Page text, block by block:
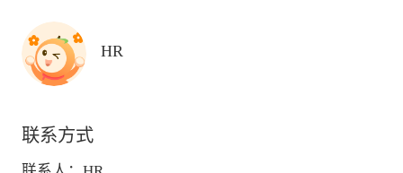
HR
联系方式